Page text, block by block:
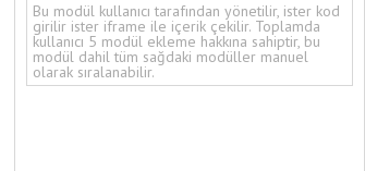
Bu modül kullanıcı tarafından yönetilir, ister kod
girilir ister iframe ile içerik çekilir. Toplamda
kullanıcı 5 modül ekleme hakkına sahiptir, bu
modül dahil tüm sağdaki modüller manuel
olarak sıralanabilir.